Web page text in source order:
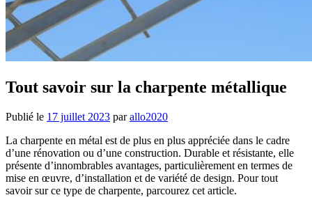
Tout savoir sur la charpente métallique
Publié le 17 juillet 2023 parallo2020
La charpente en métal est de plus en plus appréciée dans le cadre
d’une rénovation ou d’une construction. Durable et résistante, elle
présente d’innombrables avantages, particulièrement en termes de
mise en œuvre, d’installation et de variété de design. Pour tout
savoir sur ce type de charpente, parcourez cet article.